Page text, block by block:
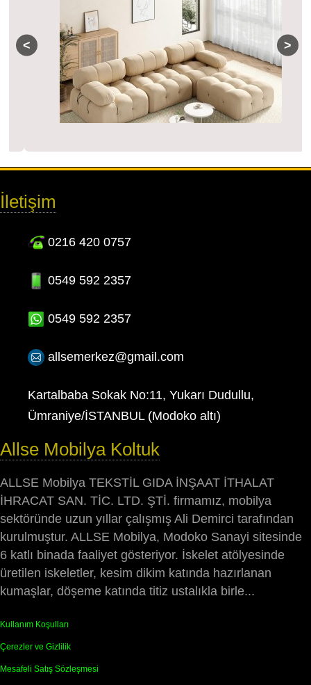
İletişim
0216 420 0757
0549 592 2357
0549 592 2357
allsemerkez@gmail.com
Kartalbaba Sokak No:11, Yukarı Dudullu,
Ümraniye/İSTANBUL (Modoko altı)
Allse Mobilya Koltuk
ALLSE Mobilya TEKSTİL GIDA İNŞAAT İTHALAT
İHRACAT SAN. TİC. LTD. ŞTİ. firmamız, mobilya
sektöründe uzun yıllar çalışmış Ali Demirci tarafından
kurulmuştur. ALLSE Mobilya, Modoko Sanayi sitesinde
6 katlı binada faaliyet gösteriyor. İskelet atölyesinde
üretilen iskeletler, kesim dikim katında hazırlanan
kumaşlar, döşeme katında titiz ustalıkla birle...
Kullanım Koşulları
Çerezler ve Gizlilik
Mesafeli Satış Sözleşmesi